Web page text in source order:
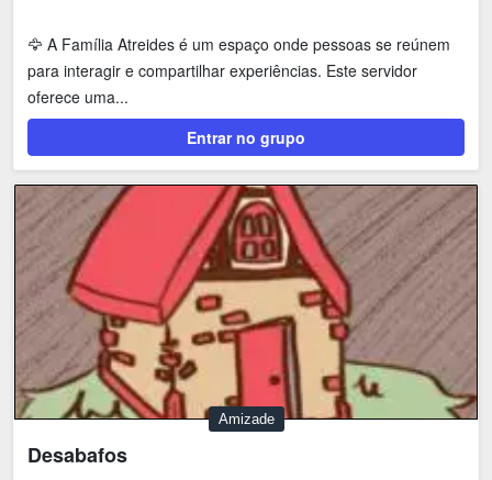
🦅 A Família Atreides é um espaço onde pessoas se reúnem
para interagir e compartilhar experiências. Este servidor
oferece uma...
Entrar no grupo
Amizade
Desabafos